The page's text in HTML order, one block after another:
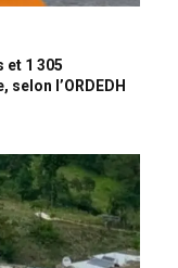
et 1 305
l’ORDEDH